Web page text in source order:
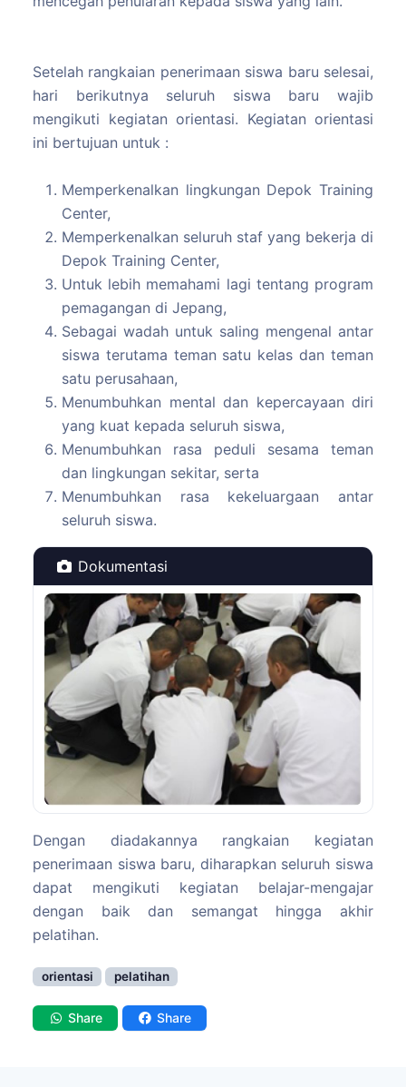
Setelah rangkaian penerimaan siswa baru selesai,
hari berikutnya seluruh siswa baru wajib
mengikuti kegiatan orientasi. Kegiatan orientasi
ini bertujuan untuk :
Memperkenalkan lingkungan Depok Training
Center,
Memperkenalkan seluruh staf yang bekerja di
Depok Training Center,
Untuk lebih memahami lagi tentang program
pemagangan di Jepang,
Sebagai wadah untuk saling mengenal antar
siswa terutama teman satu kelas dan teman
satu perusahaan,
Menumbuhkan mental dan kepercayaan diri
yang kuat kepada seluruh siswa,
Menumbuhkan rasa peduli sesama teman
dan lingkungan sekitar, serta
Menumbuhkan rasa kekeluargaan antar
seluruh siswa.
Dokumentasi
Dengan diadakannya rangkaian kegiatan
penerimaan siswa baru, diharapkan seluruh siswa
dapat mengikuti kegiatan belajar-mengajar
dengan baik dan semangat hingga akhir
pelatihan.
orientasi pelatihan
Share Share